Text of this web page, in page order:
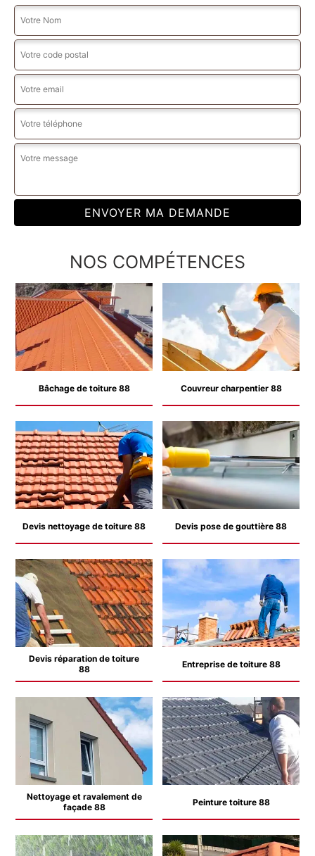
NOS COMPÉTENCES
Bâchage de toiture 88 Couvreur charpentier 88
Devis nettoyage de toiture 88 Devis pose de gouttière 88
Devis réparation de toiture
88
Entreprise de toiture 88
Nettoyage et ravalement de
façade 88
Peinture toiture 88